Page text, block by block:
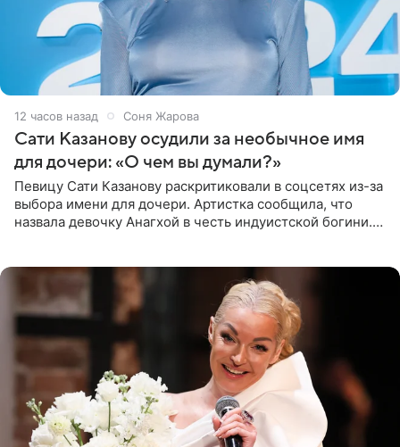
12 часов назад Соня Жарова
Сати Казанову осудили за необычное имя
для дочери: «О чем вы думали?»
Певицу Сати Казанову раскритиковали в соцсетях из-за
выбора имени для дочери. Артистка сообщила, что
назвала девочку Анагхой в честь индуистской богини.